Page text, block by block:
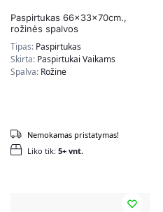
Paspirtukas 66x33x70cm.,
rožinės spalvos
Tipas: Paspirtukas
Skirta: Paspirtukai Vaikams
Spalva: Rožinė
Liko tik: 5+ vnt.
Nemokamas pristatymas!